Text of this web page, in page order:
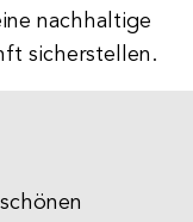
nachhaltige
sicherstellen.